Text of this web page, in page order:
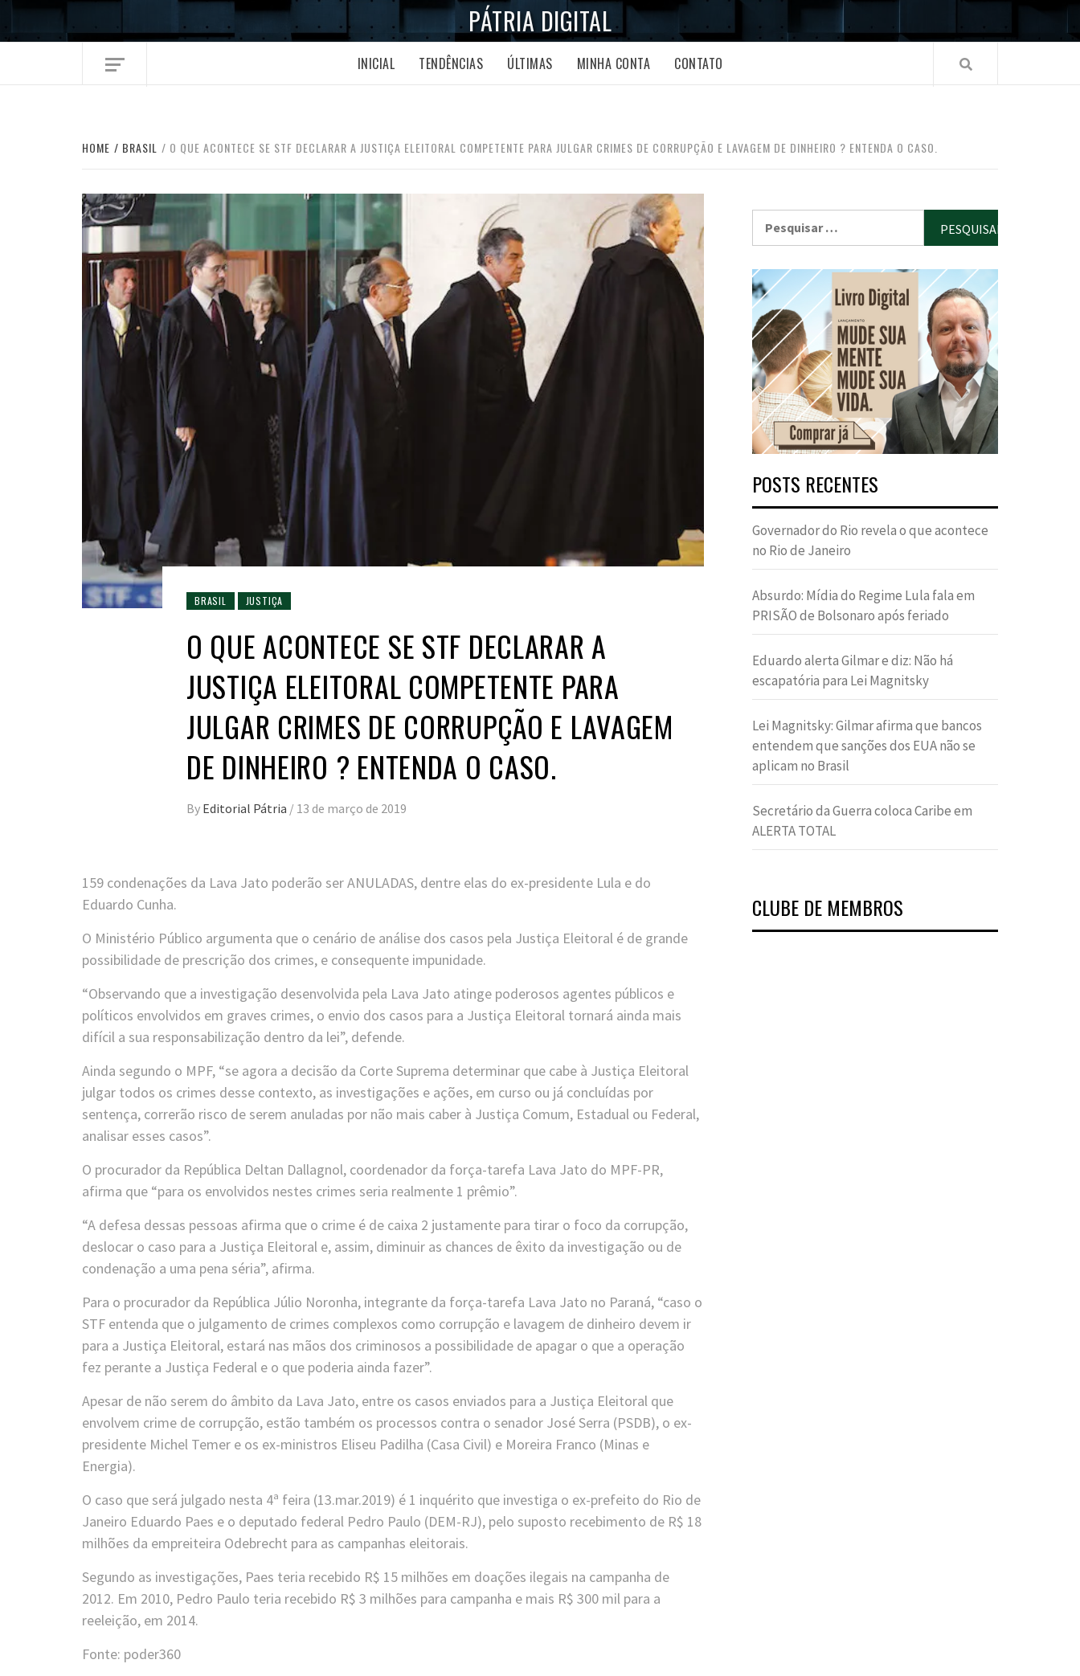
PÁTRIA DIGITAL
INICIAL TENDÊNCIAS ÚLTIMAS MINHA CONTA CONTATO
HOME BRASIL O QUE ACONTECE SE STF DECLARAR A JUSTIÇA ELEITORAL COMPETENTE PARA JULGAR CRIMES DE CORRUPÇÃO E LAVAGEM DE DINHEIRO ? ENTENDA O CASO.
BRASIL JUSTIÇA
O QUE ACONTECE SE STF DECLARAR A
JUSTIÇA ELEITORAL COMPETENTE PARA
JULGAR CRIMES DE CORRUPÇÃO E LAVAGEM
DE DINHEIRO ? ENTENDA O CASO.
By Editorial Pátria / 13 de março de 2019
159 condenações da Lava Jato poderão ser ANULADAS, dentre elas do ex-presidente Lula e do
Eduardo Cunha.
O Ministério Público argumenta que o cenário de análise dos casos pela Justiça Eleitoral é de grande
possibilidade de prescrição dos crimes, e consequente impunidade.
“Observando que a investigação desenvolvida pela Lava Jato atinge poderosos agentes públicos e
políticos envolvidos em graves crimes, o envio dos casos para a Justiça Eleitoral tornará ainda mais
difícil a sua responsabilização dentro da lei”, defende.
Ainda segundo o MPF, “se agora a decisão da Corte Suprema determinar que cabe à Justiça Eleitoral
julgar todos os crimes desse contexto, as investigações e ações, em curso ou já concluídas por
sentença, correrão risco de serem anuladas por não mais caber à Justiça Comum, Estadual ou Federal,
analisar esses casos”.
O procurador da República Deltan Dallagnol, coordenador da força-tarefa Lava Jato do MPF-PR,
afirma que “para os envolvidos nestes crimes seria realmente 1 prêmio”.
“A defesa dessas pessoas afirma que o crime é de caixa 2 justamente para tirar o foco da corrupção,
deslocar o caso para a Justiça Eleitoral e, assim, diminuir as chances de êxito da investigação ou de
condenação a uma pena séria”, afirma.
Para o procurador da República Júlio Noronha, integrante da força-tarefa Lava Jato no Paraná, “caso o
STF entenda que o julgamento de crimes complexos como corrupção e lavagem de dinheiro devem ir
para a Justiça Eleitoral, estará nas mãos dos criminosos a possibilidade de apagar o que a operação
fez perante a Justiça Federal e o que poderia ainda fazer”.
Apesar de não serem do âmbito da Lava Jato, entre os casos enviados para a Justiça Eleitoral que
envolvem crime de corrupção, estão também os processos contra o senador José Serra (PSDB), o ex-
presidente Michel Temer e os ex-ministros Eliseu Padilha (Casa Civil) e Moreira Franco (Minas e
Energia).
O caso que será julgado nesta 4ª feira (13.mar.2019) é 1 inquérito que investiga o ex-prefeito do Rio de
Janeiro Eduardo Paes e o deputado federal Pedro Paulo (DEM-RJ), pelo suposto recebimento de R$ 18
milhões da empreiteira Odebrecht para as campanhas eleitorais.
Segundo as investigações, Paes teria recebido R$ 15 milhões em doações ilegais na campanha de
2012. Em 2010, Pedro Paulo teria recebido R$ 3 milhões para campanha e mais R$ 300 mil para a
reeleição, em 2014.
Fonte: poder360
POSTS RECENTES
Governador do Rio revela o que acontece
no Rio de Janeiro
Absurdo: Mídia do Regime Lula fala em
PRISÃO de Bolsonaro após feriado
Eduardo alerta Gilmar e diz: Não há
escapatória para Lei Magnitsky
Lei Magnitsky: Gilmar afirma que bancos
entendem que sanções dos EUA não se
aplicam no Brasil
Secretário da Guerra coloca Caribe em
ALERTA TOTAL
CLUBE DE MEMBROS